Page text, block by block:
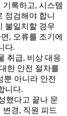
록하고, 시스템
점검해야 합니
불일치할 경우
, 오류를 조기에
다.
취급, 비상 대응
한 안전 절차를
뿐 아니라 안전
니다.
했다고 끝나 문
경, 직원 피드